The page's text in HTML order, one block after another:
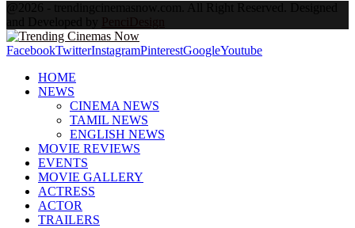
@2026 - trendingcinemasnow.com. All Right Reserved. Designed
and Developed by PenciDesign
FacebookTwitterInstagramPinterestGoogleYoutube
HOME
NEWS
CINEMA NEWS
TAMIL NEWS
ENGLISH NEWS
MOVIE REVIEWS
EVENTS
MOVIE GALLERY
ACTRESS
ACTOR
TRAILERS